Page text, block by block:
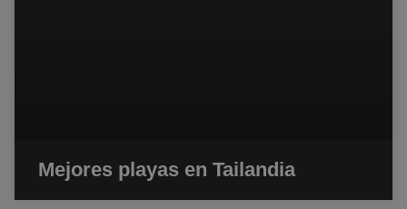
Mejores playas en Tailandia